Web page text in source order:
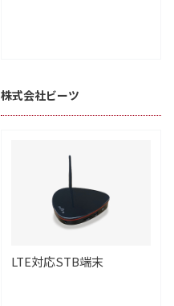
株式会社ビーツ
LTE対応STB端末